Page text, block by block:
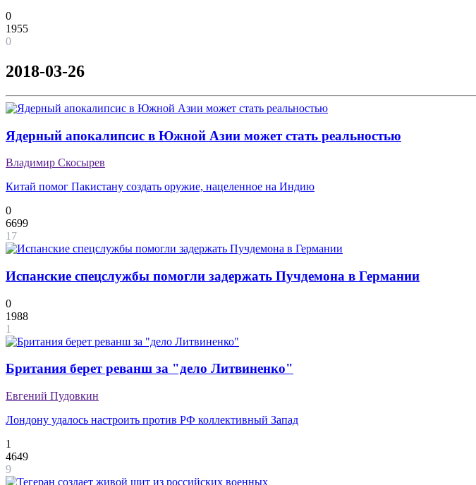
0
1955
0
2018-03-26
Ядерный апокалипсис в Южной Азии может стать реальностью
Владимир Скосырев
Китай помог Пакистану создать оружие, нацеленное на Индию
0
6699
17
Испанские спецслужбы помогли задержать Пучдемона в Германии
0
1988
1
Британия берет реванш за "дело Литвиненко"
Евгений Пудовкин
Лондону удалось настроить против РФ коллективный Запад
1
4649
9